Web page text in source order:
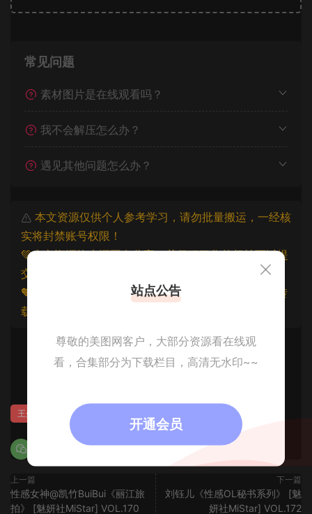
常见问题
素材图片是在线观看吗？
我不会解压怎么办？
遇见其他问题怎么办？
本文资源仅供个人参考学习，请勿批量搬运，一经核
实将封禁账号权限！
💚本文资源均来源网友分享，若侵犯了您的权益可以提
交工单处理。
🧡原文链接：
https://www.znjfg.com/4000.html
，转
载请注明出处。
王曼妮
上一篇
性感女神@凯竹BuiBui《丽江旅
拍》 [魅妍社MiStar] VOL.170
下一篇
刘钰儿《性感OL秘书系列》 [魅
妍社MiStar] VOL.172
站点公告
尊敬的美图网客户，大部分资源看在线观
看，合集部分为下载栏目，高清无水印~~
开通会员